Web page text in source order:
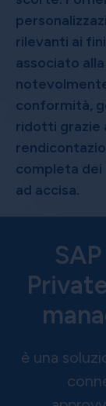
rilevanti ai
associato
conformità,
ridotti grazie
completa
ad accisa.
è una